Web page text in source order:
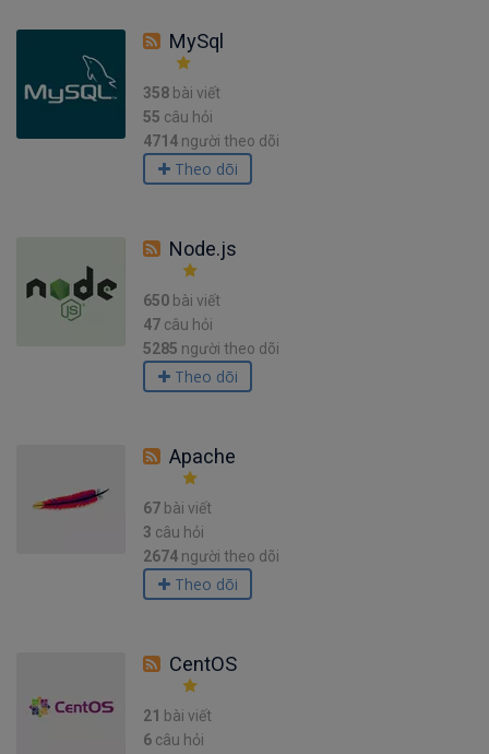
MySql
358 bài viết
55 câu hỏi
4714 người theo dõi
Theo dõi
Node.js
650 bài viết
47 câu hỏi
5285 người theo dõi
Theo dõi
Apache
67 bài viết
3 câu hỏi
2674 người theo dõi
Theo dõi
CentOS
21 bài viết
6 câu hỏi